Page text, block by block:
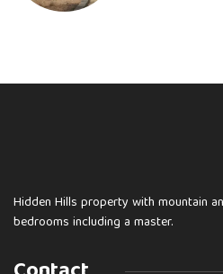
Hidden Hills property with mountain
bedrooms including a master.